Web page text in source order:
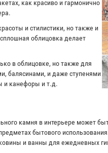
как красиво и гармонично
и стилистики, но также и
облицовка делает
в облицовке, но также для
балясинами, и даже ступенями
и канефоры и т.д.
камня в интерьере может
бытового
и ванны для ежедневных